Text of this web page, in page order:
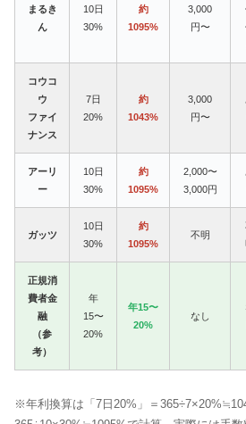
まるき
ん
10日
30%
約
1095%
3,000
円〜
コウコ
ウ
ファイ
ナンス
7日
20%
約
1043%
3,000
円〜
アーリ
ー
10日
30%
約
1095%
2,000〜
3,000円
ガッツ
10日
30%
約
1095%
不明
正規消
費者金
融
（参
考）
年
15〜
20%
年15〜
20%
なし
※年利換算は「7日20%」＝